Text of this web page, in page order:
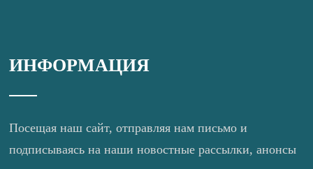
ИНФОРМАЦИЯ
Посещая наш сайт, отправляя нам письмо и
подписываясь на наши новостные рассылки, анонсы